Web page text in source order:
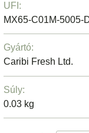
UFI:
MX65-C01M-5005-
Gyártó:
Caribi Fresh Ltd.
Súly:
0.03 kg